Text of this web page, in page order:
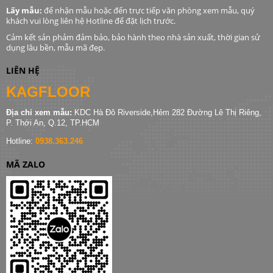
Lấy mẫu: để nhận mẫu hoặc đến trực tiếp văn phòng xem mẫu, quý
khách vui lòng liên hệ Hotline để đặt lịch trước.
Cảm kết sản phảm đảm bảo, bảo hành theo nhà sản xuất, thời gian sử
dụng lâu bền, mẫu mã đẹp.
LIÊN HỆ
KAGFLOOR
Địa chỉ xem mẫu: KDC Hà Đô Riverside,Hẻm 282 Đường Lê Thị Riêng,
P. Thới An, Q.12, TP.HCM
Hotline: 0938.363.246
MÃ ZALO